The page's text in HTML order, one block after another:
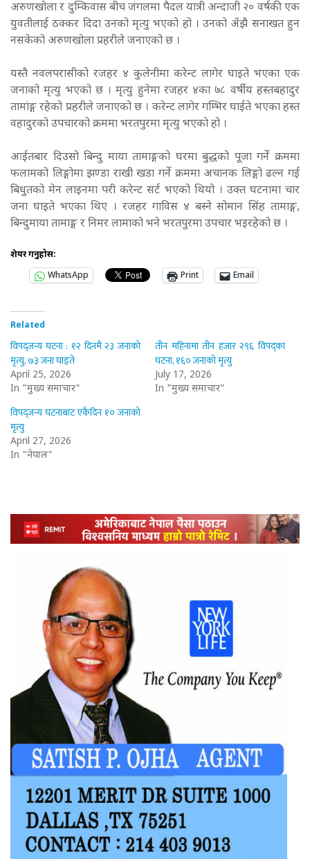
अरुणखोला र दुम्किवास बीच जंगलमा पैदल यात्री अन्दाजी २० वर्षकी एक
युवतीलाई ठक्कर दिदा उनको मृत्यु भएको हो । उनको अँझै सनाखत हुन
नसकेको अरुणखोला प्रहरीले जनाएको छ ।
यस्तै नवलपरासीको रजहर ४ कुलेनीमा करेन्ट लागेर घाइते भएका एक
जनाको मृत्यु भएको छ । मृत्यु हुनेमा रजहर ४का ७८ वर्षीय हस्तबहादुर
तामांङ्ग रहेको प्रहरीले जनाएको छ । करेन्ट लागेर गम्भिर घाईते भएका हस्त
वहादुरको उपचारको क्रममा भरतपुरमा मृत्यु भएको हो ।
आईतबार दिउसो बिन्दु माया तामाङ्गको घरमा बुद्धको पूजा गर्ने क्रममा
फलामको लिङ्गोमा झण्डा राखी खडा गर्ने क्रममा अचानक लिङ्गो ढल्न गई
बिधुतको मेन लाइनमा परी करेन्ट सर्ट भएको थियो । उक्त घटनामा चार
जना घाइते भएका थिए । रजहर गाविस ४ बस्ने सोमान सिंह तामाङ्ग,
बिन्दुमाया तामाङ्ग र निमर लामाको भने भरतपुरमा उपचार भइरहेको छ ।
शेयर गर्नुहोस:
WhatsApp
Print Email
Related
विपद्जन्य घटना : १२ दिनमै २३ जनाको
मृत्यु, ७३ जना घाइते
April 25, 2026
In "मुख्य समाचार"
तीन महिनामा तीन हजार २९६ विपद्का
घटना, १६० जनाको मृत्यु
July 17, 2026
In "मुख्य समाचार"
विपद्जन्य घटनाबाट एकैदिन १० जनाको
मृत्यु
April 27, 2026
In "नेपाल"